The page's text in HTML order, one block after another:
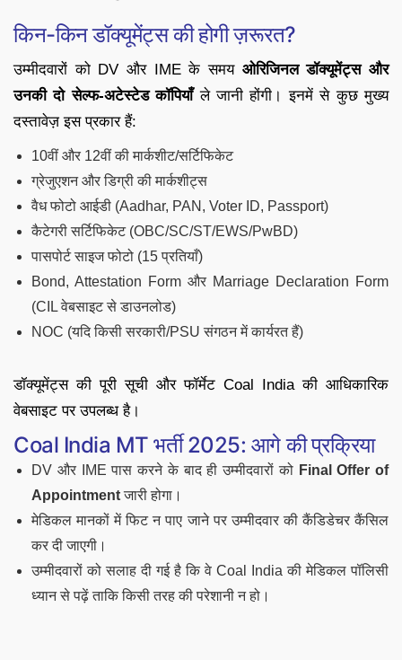
किन-किन डॉक्यूमेंट्स की होगी ज़रूरत?
उम्मीदवारों को DV और IME के समय ओरिजिनल डॉक्यूमेंट्स और
उनकी दो सेल्फ-अटेस्टेड कॉपियाँले जानी होंगी। इनमें से कुछ मुख्य
दस्तावेज़ इस प्रकार हैं:
10वीं और 12वीं की मार्कशीट/सर्टिफिकेट
ग्रेजुएशन और डिग्री की मार्कशीट्स
वैध फोटो आईडी (Aadhar, PAN, Voter ID, Passport)
कैटेगरी सर्टिफिकेट (OBC/SC/ST/EWS/PwBD)
पासपोर्ट साइज फोटो (15 प्रतियाँ)
Bond, Attestation Form और Marriage Declaration Form
(CIL वेबसाइट से डाउनलोड)
NOC (यदि किसी सरकारी/PSU संगठन में कार्यरत हैं)
डॉक्यूमेंट्स की पूरी सूची और फॉर्मेट Coal India की आधिकारिक
वेबसाइट पर उपलब्ध है।
Coal India MT भर्ती 2025: आगे की प्रक्रिया
DV और IME पास करने के बाद ही उम्मीदवारों को Final Offer of
Appointmentजारी होगा।
मेडिकल मानकों में फिट न पाए जाने पर उम्मीदवार की कैंडिडेचर कैंसिल
कर दी जाएगी।
उम्मीदवारों को सलाह दी गई है कि वे Coal India की मेडिकल पॉलिसी
ध्यान से पढ़ें ताकि किसी तरह की परेशानी न हो।